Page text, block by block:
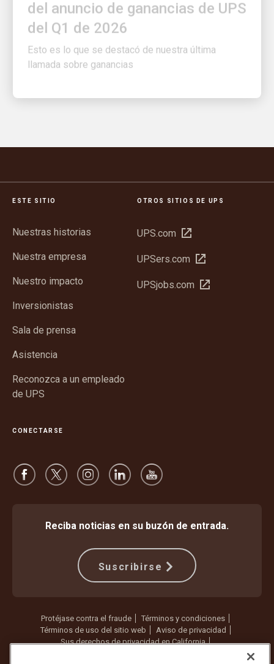
del Q1 de 2026
Esto es lo que se destacó de nuestra última
llamada sobre ganancias
ESTE SITIO
Nuestras historias
Nuestra empresa
Nuestro impacto
Inversionistas
Sala de prensa
Asistencia
Reconozca a un empleado
de UPS
OTROS SITIOS DE UPS
UPS.com Abrir
una
nueva
UPSers.com Abrir
una
UPSjobs.com Abrir
CONECTARSE
Reciba noticias en su buzón de entrada.
Suscribirse
Protéjase contra el fraude
Términos y condiciones
Términos de uso del sitio web
Aviso de privacidad
Sus derechos de privacidad en California